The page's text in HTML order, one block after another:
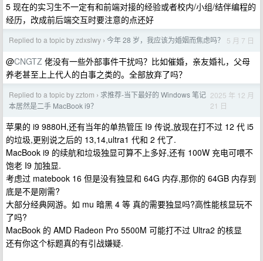
5 现在的实习生不一定有和前端对接的经验或者校内/小组/结伴编程的
经历，改成前后端交互时要注意的点还好
Replied to a topic by zdxslwy › 今年 28 岁，我应该为婚姻而焦虑吗？ 5 月 7 日
@CNGTZ 佬没有一些外部事件干扰吗？比如催婚，亲友婚礼，父母
养老甚至上上代人的白事之类的。全部放弃了吗？
Replied to a topic by zztom › 求推荐-当下最好的 Windows 笔记
本居然是二手 MacBook i9？
2025 年 12 月
21 日
苹果的 i9 9880H,还有当年的单热管压 I9 传说,放现在打不过 12 代 i5
的垃圾,更别说之后的 13,14,ultra1 代和 2 代了.
MacBook i9 的续航和垃圾独显可算不上多好,还有 100W 充电可喂不
饱老 I9 加独显.
考虑过 matebook 16 但是没有独显和 64G 内存,那你的 64GB 内存到
底是不是刚需?
大部分经典网游。如 mu 暗黑 4 等 真的需要独显吗?高性能核显玩不
了吗?
MacBook 的 AMD Radeon Pro 5500M 可能打不过 Ultra2 的核显
还有你这个标题真的有引战嫌疑.